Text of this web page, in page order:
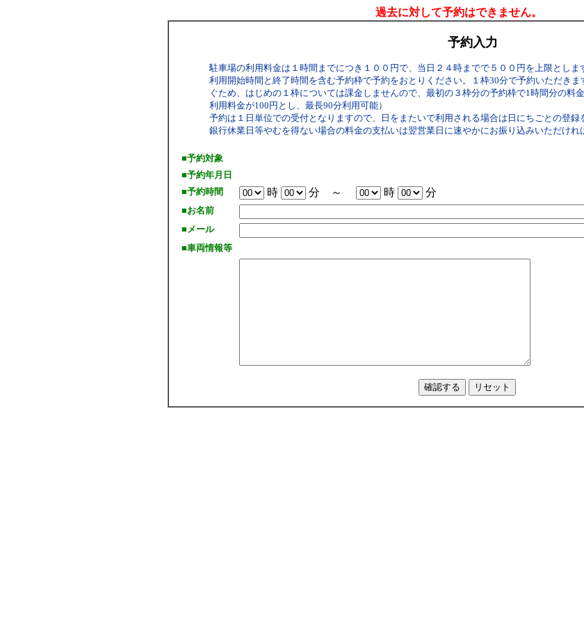
過去に対して予約はできません。
予約入力
駐車場の利用料金は１時間までにつき１００円で、当日２４時までで５００円を上限としま
利用開始時間と終了時間を含む予約枠で予約をおとりください。１枠30分で予約いただき
ぐため、はじめの１枠については課金しませんので、最初の３枠分の予約枠で1時間分の料
利用料金が100円とし、最長90分利用可能）
予約は１日単位での受付となりますので、日をまたいで利用される場合は日にちごとの登録
銀行休業日等やむを得ない場合の料金の支払いは翌営業日に速やかにお振り込みいただけれ
■予約対象
■予約年月日
■予約時間
時 分 ～ 時 分
■お名前
■メール
■車両情報等